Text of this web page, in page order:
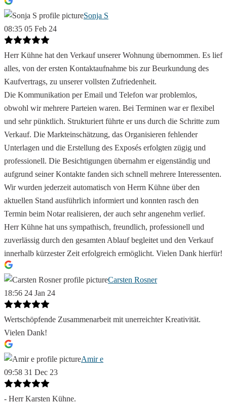
Sonja S
08:35 05 Feb 24
Herr Kühne hat den Verkauf unserer Wohnung übernommen. Es lief
alles, von der ersten Kontaktaufnahme bis zur Beurkundung des
Kaufvertrags, zu unserer vollsten Zufriedenheit.
Die Kommunikation per Email und Telefon war problemlos,
obwohl wir mehrere Parteien waren. Bei Terminen war er flexibel
und sehr pünktlich. Strukturiert führte er uns durch die Schritte zum
Verkauf. Die Markteinschätzung, das Organisieren fehlender
Unterlagen und die Erstellung des Exposés erfolgten zügig und
professionell. Die Besichtigungen übernahm er eigenständig und
aufgrund seiner Kontakte fanden sich schnell mehrere Interessenten.
Wir wurden jederzeit automatisch von Herrn Kühne über den
aktuellen Stand ausführlich informiert und konnten rasch den
Termin beim Notar realisieren, der auch sehr angenehm verlief.
Herr Kühne hat uns sympathisch, freundlich, professionell und
zuverlässig durch den gesamten Ablauf begleitet und den Verkauf
innerhalb kürzester Zeit erfolgreich ermöglicht. Vielen Dank hierfür!
Carsten Rosner
18:56 24 Jan 24
Wertschöpfende Zusammenarbeit mit unerreichter Kreativität.
Vielen Dank!
Amir e
09:58 31 Dec 23
- Herr Karsten Kühne.